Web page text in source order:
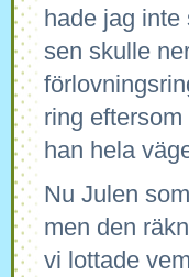
hade jag inte
sen skulle
ring
han hela
Nu Julen
men den
vi lottade